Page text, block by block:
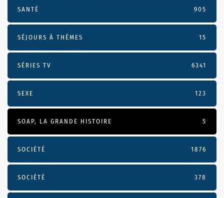
SANTÉ 905
SÉJOURS À THÈMES 15
SÉRIES TV 6341
SEXE 123
SOAP, LA GRANDE HISTOIRE 5
SOCIÉTÉ 1876
SOCIÉTÉ 378